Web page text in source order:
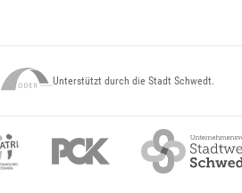
Unterstützt durch die Stadt Schwedt.